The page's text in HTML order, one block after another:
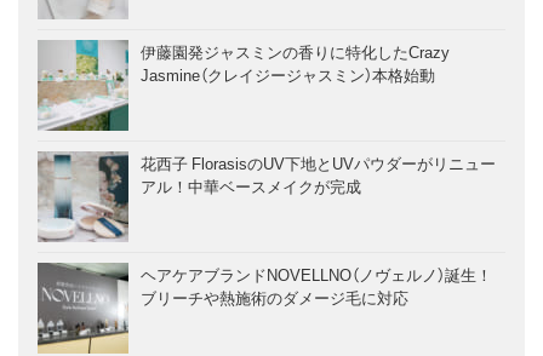
伊藤園発ジャスミンの香りに特化したCrazy
Jasmine（クレイジージャスミン）本格始動
花西子 FlorasisのUV下地とUVパウダーがリニュー
アル！中華ベースメイクが完成
ヘアケアブランドNOVELLNO（ノヴェルノ）誕生！
ブリーチや熱施術のダメージ毛に対応